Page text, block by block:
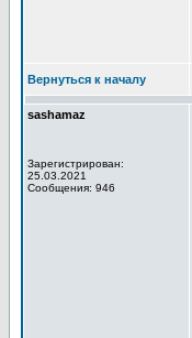
Вернуться к началу
sashamaz
Зарегистрирован:
25.03.2021
Сообщения: 946